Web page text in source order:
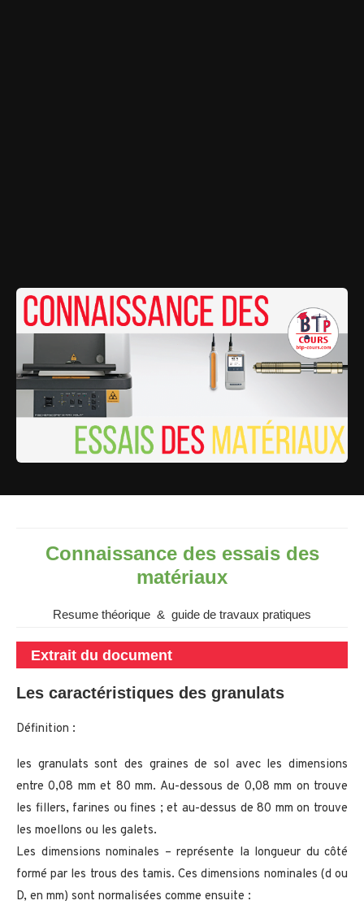
Connaissance des essais des
matériaux
Resume théorique & guide de travaux pratiques
Extrait du document
Les caractéristiques des granulats
Définition :
les granulats sont des graines de sol avec les dimensions
entre 0,08 mm et 80 mm. Au-dessous de 0,08 mm on trouve
les fillers, farines ou fines ; et au-dessus de 80 mm on trouve
les moellons ou les galets.
Les dimensions nominales – représente la longueur du côté
formé par les trous des tamis. Ces dimensions nominales (d ou
D, en mm) sont normalisées comme ensuite :